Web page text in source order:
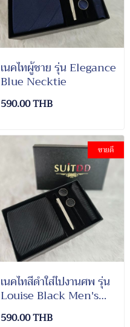
เนคไทผู้ชาย รุ่น Elegance
Blue Necktie
590.00 THB
ขายดี
เนคไทสีดำใส่ไปงานศพ รุ่น
Louise Black Men's
Necktie
590.00 THB